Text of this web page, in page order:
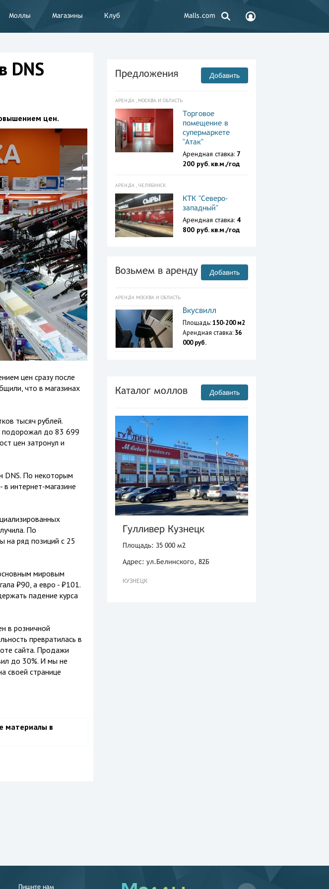
Моллы Магазины Клуб Malls.com
DNS
цен.
цен сразу после
что в магазинах
тысяч рублей.
подорожал до 83 699
цен затронул и
DNS. По некоторым
в интернет-магазине
По
на ряд позиций с 25
мировым
₽90, а евро - ₽101.
падение курса
в розничной
превратилась в
сайта. Продажи
до 30%. И мы не
своей странице
материалы в
Предложения Добавить
АРЕНДА , МОСКВА И ОБЛАСТЬ
Торговое
помещение в
супермаркете
"Атак"
Арендная ставка: 7
200 руб. кв.м./год
АРЕНДА , ЧЕЛЯБИНСК
КТК "Северо-
западный"
Арендная ставка: 4
800 руб. кв.м./год
Возьмем в аренду Добавить
АРЕНДА МОСКВА И ОБЛАСТЬ
Вкусвилл
Площадь:150-200 м2
Арендная ставка: 36
000 руб.
Каталог моллов Добавить
Гулливер Кузнецк
Площадь: 35 000 м2
Адрес: ул.Белинского, 82Б
КУЗНЕЦК
Пишите нам